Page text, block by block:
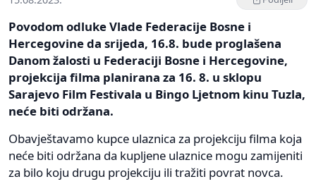
Povodom odluke Vlade Federacije Bosne i
Hercegovine da srijeda, 16.8. bude proglašena
Danom žalosti u Federaciji Bosne i Hercegovine,
projekcija filma planirana za 16. 8. u sklopu
Sarajevo Film Festivala u Bingo Ljetnom kinu Tuzla,
neće biti održana.
Obavještavamo kupce ulaznica za projekciju filma koja
neće biti održana da kupljene ulaznice mogu zamijeniti
za bilo koju drugu projekciju ili tražiti povrat novca.